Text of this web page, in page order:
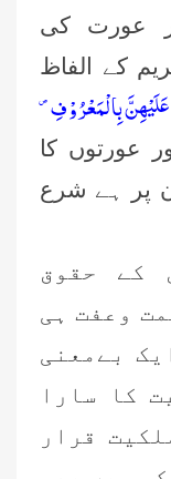
عورت کی
کے الفاظ
بِالْمَعْرُوْفِ۪-
اور عورتوں کا
پر ہے شرع
کے حقوق
وعفت ہی
بےمعنی
کا سارا
قرار